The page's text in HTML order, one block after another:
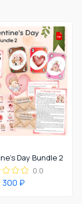
Day Bundle 2
0.0
300 ₽